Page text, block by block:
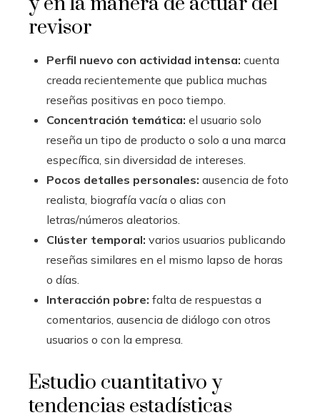
revisor
Perfil nuevo con actividad intensa: cuenta
creada recientemente que publica muchas
reseñas positivas en poco tiempo.
Concentración temática: el usuario solo
reseña un tipo de producto o solo a una marca
específica, sin diversidad de intereses.
Pocos detalles personales: ausencia de foto
realista, biografía vacía o alias con
letras/números aleatorios.
Clúster temporal: varios usuarios publicando
reseñas similares en el mismo lapso de horas
o días.
Interacción pobre: falta de respuestas a
comentarios, ausencia de diálogo con otros
usuarios o con la empresa.
Estudio cuantitativo y
tendencias estadísticas